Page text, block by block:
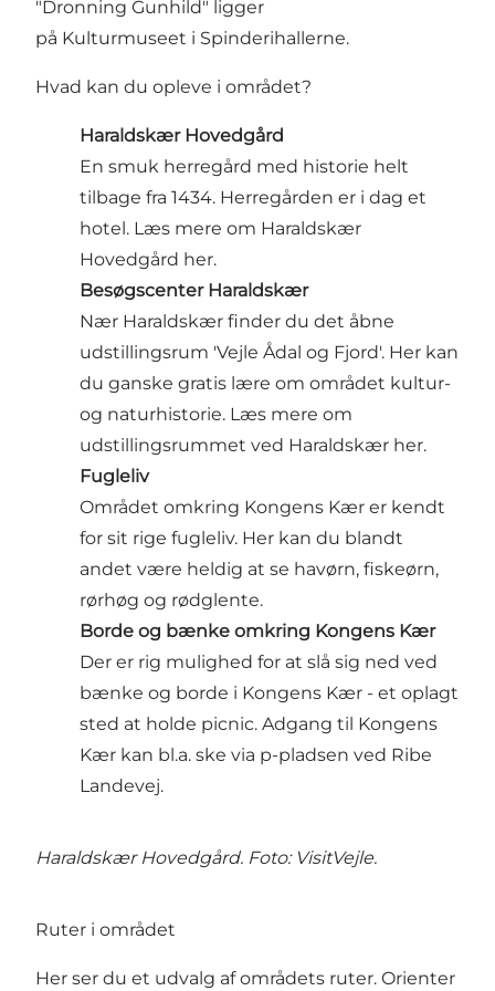
"Dronning Gunhild" ligger
på Kulturmuseet i Spinderihallerne.
Hvad kan du opleve i området?
Haraldskær Hovedgård
En smuk herregård med historie helt
tilbage fra 1434. Herregården er i dag et
hotel. Læs mere om Haraldskær
Hovedgård her.
Besøgscenter Haraldskær
Nær Haraldskær finder du det åbne
udstillingsrum 'Vejle Ådal og Fjord'. Her kan
du ganske gratis lære om området kultur-
og naturhistorie. Læs mere om
udstillingsrummet ved Haraldskær her.
Fugleliv
Området omkring Kongens Kær er kendt
for sit rige fugleliv. Her kan du blandt
andet være heldig at se havørn, fiskeørn,
rørhøg og rødglente.
Borde og bænke omkring Kongens Kær
Der er rig mulighed for at slå sig ned ved
bænke og borde i Kongens Kær - et oplagt
sted at holde picnic. Adgang til Kongens
Kær kan bl.a. ske via p-pladsen ved Ribe
Landevej.
Haraldskær Hovedgård. Foto: VisitVejle.
Ruter i området
Her ser du et udvalg af områdets ruter. Orienter